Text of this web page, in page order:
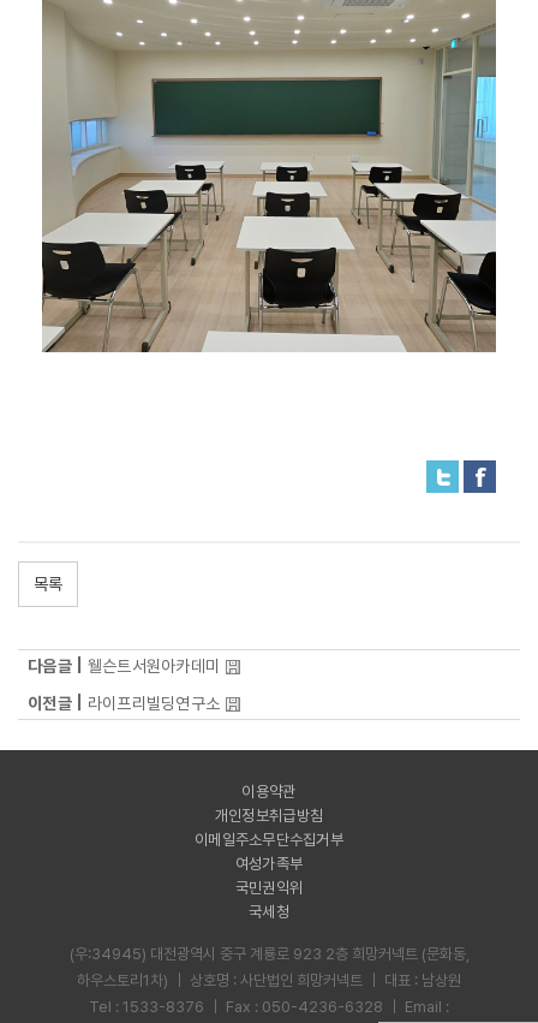
목록
다음글 | 웰슨트서원아카데미
이전글 | 라이프리빌딩연구소
이용약관
개인정보취급방침
이메일주소무단수집거부
여성가족부
국민권익위
국세청
(우:34945) 대전광역시 중구 계룡로 923 2층 희망커넥트 (문화동,
하우스토리1차)
상호명 : 사단법인 희망커넥트
대표 : 남상원
Tel : 1533-8376 Fax : 050-4236-6328 Email :